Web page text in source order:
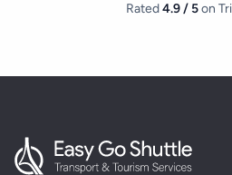
Rated4.9 / 5on